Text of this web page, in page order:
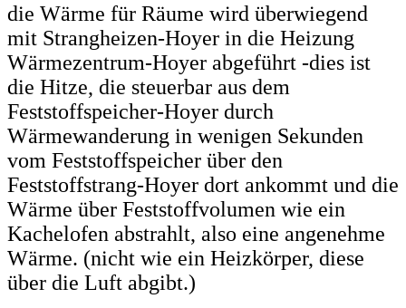
die Wärme für Räume wird überwiegend
mit Strangheizen-Hoyer in die Heizung
Wärmezentrum-Hoyer abgeführt -dies ist
die Hitze, die steuerbar aus dem
Feststoffspeicher-Hoyer durch
Wärmewanderung in wenigen Sekunden
vom Feststoffspeicher über den
Feststoffstrang-Hoyer dort ankommt und die
Wärme über Feststoffvolumen wie ein
Kachelofen abstrahlt, also eine angenehme
Wärme. (nicht wie ein Heizkörper, diese
über die Luft abgibt.)